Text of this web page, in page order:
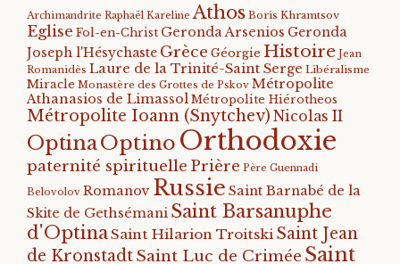
Archimandrite Raphaël Kareline Athos Boris Khramtsov
Eglise Fol-en-Christ Geronda Arsenios Geronda
Joseph l'Hésychaste Grèce Géorgie Histoire Jean
Romanidès Laure de la Trinité-Saint Serge Libéralisme
Miracle Monastère des Grottes de Pskov Métropolite
Athanasios de Limassol Métropolite Hiérotheos
Métropolite Ioann (Snytchev) Nicolas II
OptinaOptino Orthodoxie
paternité spirituelle Prière Père Guennadi
Belovolov Romanov Russie Saint Barnabé de la
Skite de Gethsémani Saint Barsanuphe
d'OptinaSaint Hilarion Troitski Saint Jean
de KronstadtSaint Luc de Crimée Saint